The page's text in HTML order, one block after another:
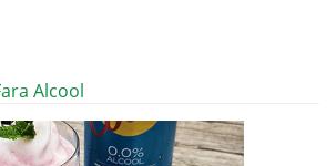
Alcool